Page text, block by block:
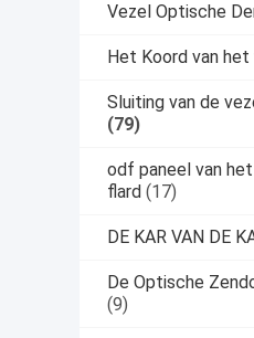
Vezel Optische
Het Koord van
Sluiting van de
(79)
odf paneel van
flard (17)
DE KAR VAN DE
De Optische
(9)